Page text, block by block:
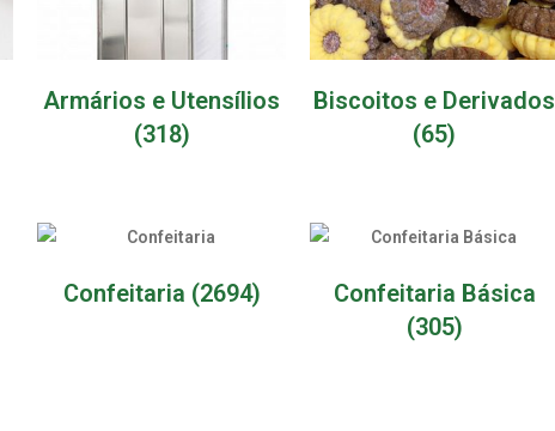
Armários e Utensílios
(318)
Biscoitos e Derivados
(65)
Confeitaria (2694)
Confeitaria Básica
(305)